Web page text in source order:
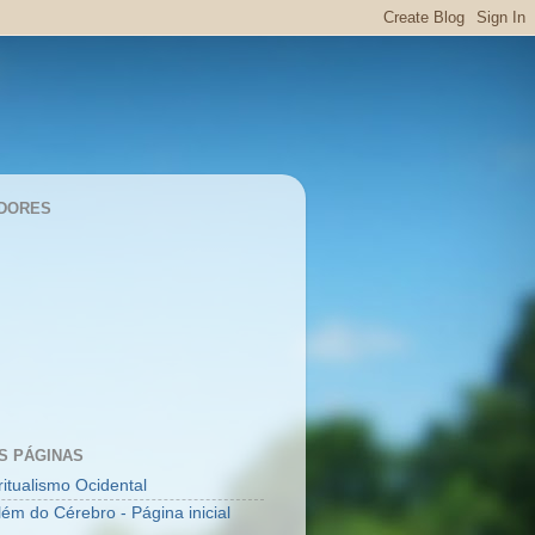
PÁGINAS
Ocidental
do Cérebro - Página inicial